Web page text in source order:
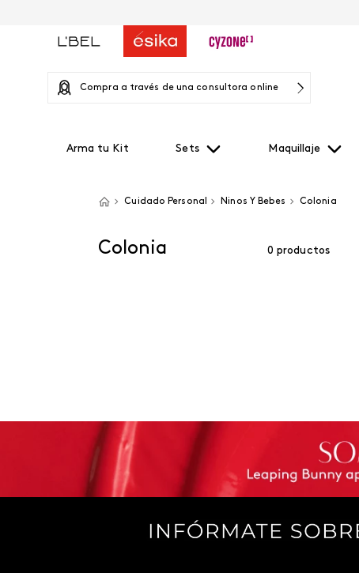
Compra a través de una consultora online
Arma tu Kit Sets Maquillaje
Cuidado Personal Ninos Y Bebes Colonia
Colonia 0 productos